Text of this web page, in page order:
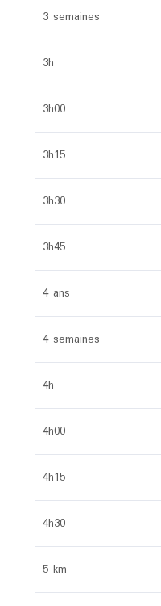
3 semaines
3h
3h00
3h15
3h30
3h45
4 ans
4 semaines
4h
4h00
4h15
4h30
5 km